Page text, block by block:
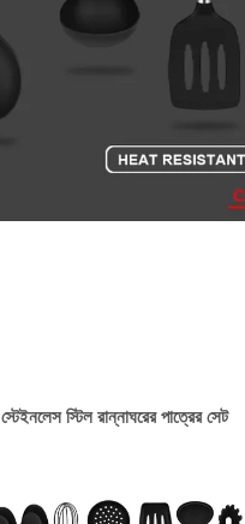
স্টেইনলেস স্টিল রান্নাঘরের পাত্রের সেট